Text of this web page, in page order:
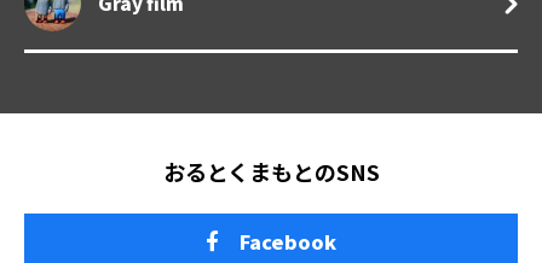
おるとくまもとのSNS
Facebook